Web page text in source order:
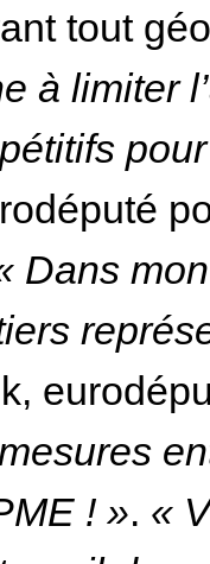
tout
à limiter
Dans
! ». «